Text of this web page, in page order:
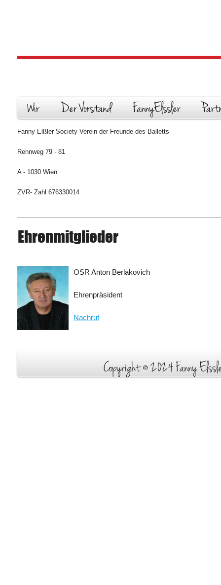
Wir Der Vorstand FannyElssler
Fanny Elßler Society Verein der Freunde des Balletts
Rennweg 79 - 81
A - 1030 Wien
ZVR- Zahl 676330014
Ehrenmitglieder
OSR Anton Berlakovich
Ehrenpräsident
Nachruf
Copyright © 2024 Fanny